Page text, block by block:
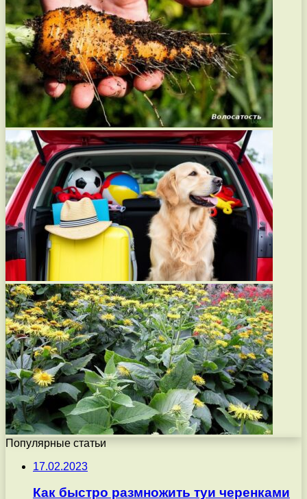
Популярные статьи
17.02.2023
Как быстро размножить туи черенками